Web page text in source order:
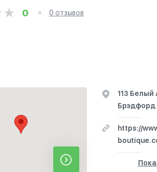
0 0 отзывов
выбор в выборе халяльной
Выражайте свой стиль с нами.
113
Брэдфорд
https://